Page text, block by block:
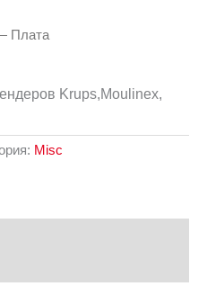
Плата
Krups,Moulinex,
Misc